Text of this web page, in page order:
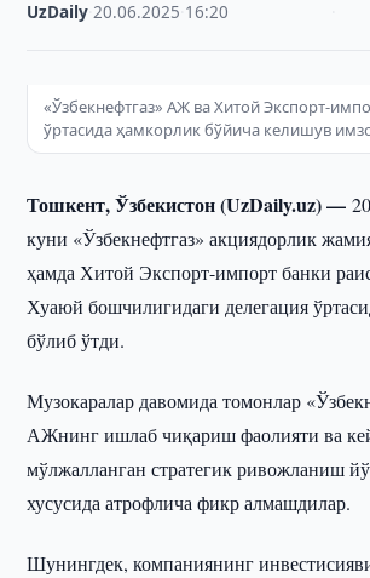
UzDaily ·20.06.2025 16:20
«Ўзбекнефтгаз» АЖ ва Хитой Экспорт-
ўртасида ҳамкорлик бўйича келишув
Тошкент, Ўзбекистон (UzDaily.uz) —
куни «Ўзбекнефтгаз» акциядорлик
ҳамда Хитой Экспорт-импорт банки
Хуаюй бошчилигидаги делегация
бўлиб ўтди.
Музокаралар давомида томонлар
АЖнинг ишлаб чиқариш фаолияти ва
мўлжалланган стратегик ривожланиш
хусусида атрофлича фикр алмашдилар.
Шунингдек, компаниянинг